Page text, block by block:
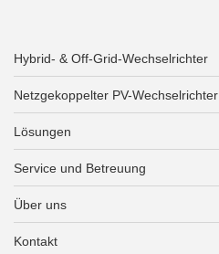
Hybrid- & Off-Grid-Wechselrichter
Netzgekoppelter PV-Wechselrichter
Lösungen
Service und Betreuung
Über uns
Kontakt